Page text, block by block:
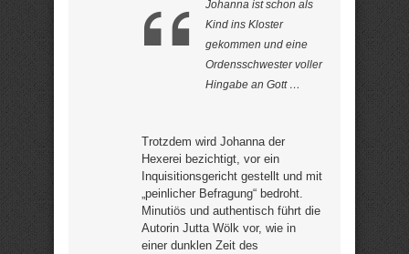
Johanna ist schon als
Kind ins Kloster
gekommen und eine
Ordensschwester voller
Hingabe an Gott …
Trotzdem wird Johanna der
Hexerei bezichtigt, vor ein
Inquisitionsgericht gestellt und mit
„peinlicher Befragung“ bedroht.
Minutiös und authentisch führt die
Autorin Jutta Wölk vor, wie in
einer dunklen Zeit des